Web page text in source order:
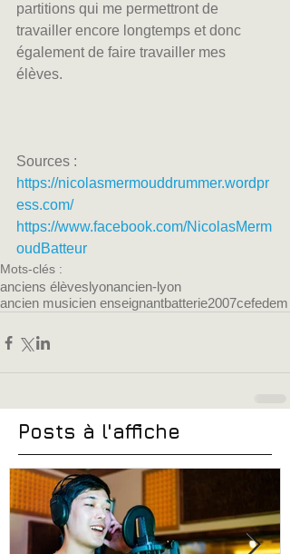
partitions qui me permettront de
travailler encore longtemps et donc
également de faire travailler mes
élèves.
Sources :
https://nicolasmermouddrummer.wordpr
ess.com/
https://www.facebook.com/NicolasMerm
oudBatteur
Mots-clés :
anciens élèves lyonancien-lyon
ancien musicien enseignantbatterie2007cefedem
Posts à l'affiche